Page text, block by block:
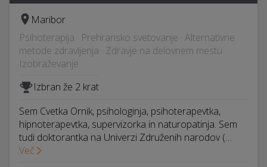
Maribor
Psihoterapija · Prehransko svetovanje · Alternativne
metode zdravljenja · Zdravje na delovnem mestu ·
Izobraževanje
Izbran že 2 krat
Sem Cvetka Ornik, psihologinja, psihoterapevtka,
hipnoterapevtka, supervizorka in naturopatinja. Sem
tudi doktorantka na Univerzi Združenih narodov (…
Več